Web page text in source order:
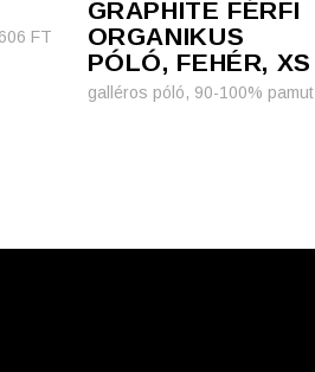
FT
GRAPHITE FÉRFI
ORGANIKUS
PÓLÓ, FEHÉR, XS
galléros póló, 90-100% pamut